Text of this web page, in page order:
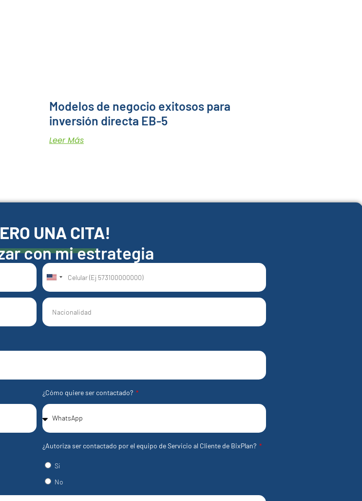
Modelos de negocio exitosos para
inversión directa EB-5
Leer Más
UNA CITA!
con mi estrategia
United
States
+1
¿Cómo quiere ser contactado?
¿Autoriza ser contactado por el equipo de Servicio al Cliente de BixPlan?
Si
No